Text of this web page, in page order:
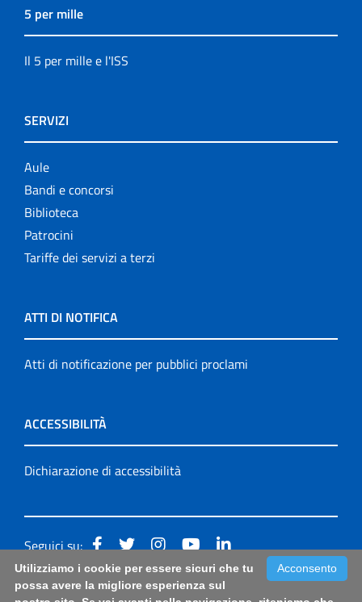
5 per mille
Il 5 per mille e l'ISS
SERVIZI
Aule
Bandi e concorsi
Biblioteca
Patrocini
Tariffe dei servizi a terzi
ATTI DI NOTIFICA
Atti di notificazione per pubblici proclami
ACCESSIBILITÀ
Dichiarazione di accessibilità
Seguici su:
Accessibilità: form di segnalazione di prima istanza per
Acconsento
Utilizziamo i cookie per essere sicuri che tu
possa avere la migliore esperienza sul